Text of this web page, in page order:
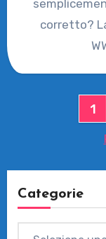
corretto?
articoli
1
Categorie